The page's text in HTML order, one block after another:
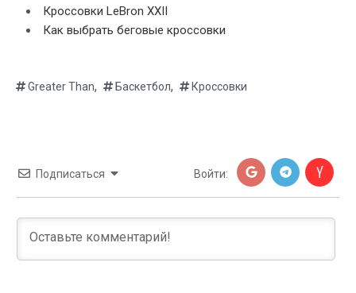
Кроссовки LeBron XXII
Как выбрать беговые кроссовки
Greater Than, Баскетбол, Кроссовки
Подписаться Войти: